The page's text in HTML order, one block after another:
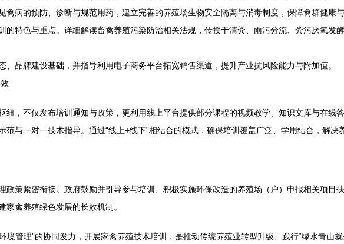
禽病的预防、诊断与规范用药，建立完善的养殖场生物安全隔离与消毒制度，保障禽群健康与
的特色与重点。详细解读畜禽养殖污染防治相关法规，传授干清粪、雨污分流、粪污厌氧
、品牌建设基础，并指导利用电子商务平台拓宽销售渠道，提升产业抗风险能力与附加值。
纽，不仅发布培训通知与政策，更利用线上平台提供部分课程的视频教学、知识文库与在线
与一对一技术指导。通过“线上+线下”相结合的模式，确保培训覆盖广泛、学用结合，解决
政策紧密衔接。政府鼓励并引导参与培训、积极实施环保改造的养殖场（户）申报相关项目
禽养殖绿色发展的长效机制。
境管理”的协同发力，开展家禽养殖技术培训，是推动传统养殖业转型升级、践行“绿水青山